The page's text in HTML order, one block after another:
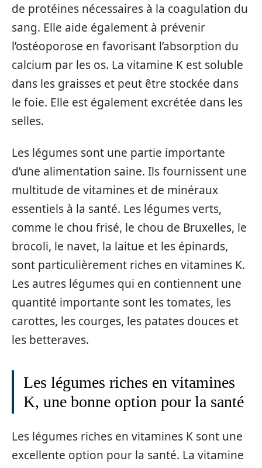
de protéines nécessaires à la coagulation du
sang. Elle aide également à prévenir
l’ostéoporose en favorisant l’absorption du
calcium par les os. La vitamine K est soluble
dans les graisses et peut être stockée dans
le foie. Elle est également excrétée dans les
selles.
Les légumes sont une partie importante
d’une alimentation saine. Ils fournissent une
multitude de vitamines et de minéraux
essentiels à la santé. Les légumes verts,
comme le chou frisé, le chou de Bruxelles, le
brocoli, le navet, la laitue et les épinards,
sont particulièrement riches en vitamines K.
Les autres légumes qui en contiennent une
quantité importante sont les tomates, les
carottes, les courges, les patates douces et
les betteraves.
Les légumes riches en vitamines
K, une bonne option pour la santé
Les légumes riches en vitamines K sont une
excellente option pour la santé. La vitamine